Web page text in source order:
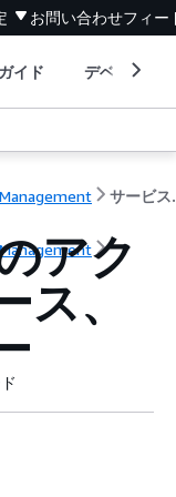
お問い合わせフィー
イド デベロッパ
サ
アク
ス、